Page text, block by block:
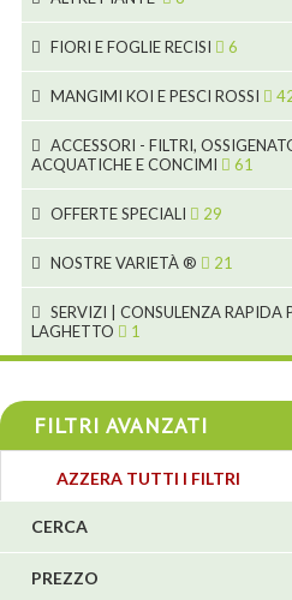
5
9
FIORI E FOGLIE RECISI 6
2
1
MANGIMI KOI E PESCI ROSSI
28
ACCESSORI - FILTRI,
ACQUATICHE E CONCIMI
61
OFFERTE SPECIALI 29
NOSTRE VARIETÀ ® 21
SERVIZI | CONSULENZA RAPIDA
LAGHETTO
1
FILTRI AVANZATI
AZZERA TUTTI I FILTRI
CERCA
PREZZO